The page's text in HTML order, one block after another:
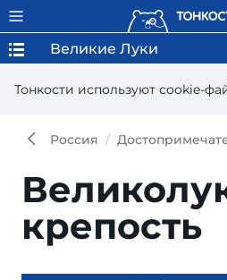
Тонкости используют сookie-
Великие Луки
Россия
крепость